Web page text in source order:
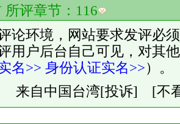
评章节： 116
论环境，网站要求发评必
用户后台自己可见，对其
名>> 身份认证实名>>）。
来自中国台湾[投诉] [不